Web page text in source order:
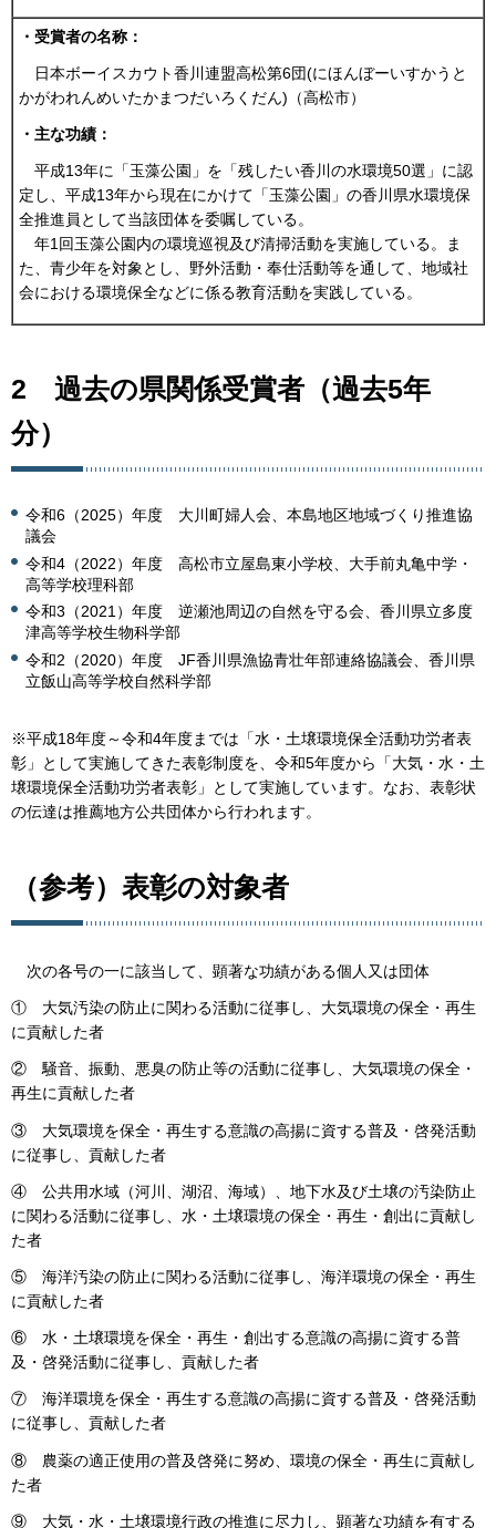
・受賞者の名称：
日本ボーイスカウト香川連盟高松第6団(にほんぼーいすかうと
かがわれんめいたかまつだいろくだん)（高松市）
・主な功績：
平成13年に「玉藻公園」を「残したい香川の水環境50選」に認
定し、平成13年から現在にかけて「玉藻公園」の香川県水環境保
全推進員として当該団体を委嘱している。
年1回玉藻公園内の環境巡視及び清掃活動を実施している。ま
た、青少年を対象とし、野外活動・奉仕活動等を通して、地域社
会における環境保全などに係る教育活動を実践している。
2 過去の県関係受賞者（過去5年
分）
令和6（2025）年度 大川町婦人会、本島地区地域づくり推進協
議会
令和4（2022）年度 高松市立屋島東小学校、大手前丸亀中学・
高等学校理科部
令和3（2021）年度 逆瀬池周辺の自然を守る会、香川県立多度
津高等学校生物科学部
令和2（2020）年度 JF香川県漁協青壮年部連絡協議会、香川県
立飯山高等学校自然科学部
※平成18年度～令和4年度までは「水・土壌環境保全活動功労者表
彰」として実施してきた表彰制度を、令和5年度から「大気・水・土
壌環境保全活動功労者表彰」として実施しています。なお、表彰状
の伝達は推薦地方公共団体から行われます。
（参考）表彰の対象者
次の各号の一に該当して、顕著な功績がある個人又は団体
① 大気汚染の防止に関わる活動に従事し、大気環境の保全・再生
に貢献した者
② 騒音、振動、悪臭の防止等の活動に従事し、大気環境の保全・
再生に貢献した者
③ 大気環境を保全・再生する意識の高揚に資する普及・啓発活動
に従事し、貢献した者
④ 公共用水域（河川、湖沼、海域）、地下水及び土壌の汚染防止
に関わる活動に従事し、水・土壌環境の保全・再生・創出に貢献し
た者
⑤ 海洋汚染の防止に関わる活動に従事し、海洋環境の保全・再生
に貢献した者
⑥ 水・土壌環境を保全・再生・創出する意識の高揚に資する普
及・啓発活動に従事し、貢献した者
⑦ 海洋環境を保全・再生する意識の高揚に資する普及・啓発活動
に従事し、貢献した者
⑧ 農薬の適正使用の普及啓発に努め、環境の保全・再生に貢献し
た者
⑨ 大気・水・土壌環境行政の推進に尽力し、顕著な功績を有する